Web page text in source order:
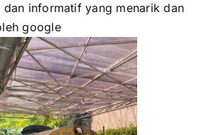
dan informatif yang menarik dan
google